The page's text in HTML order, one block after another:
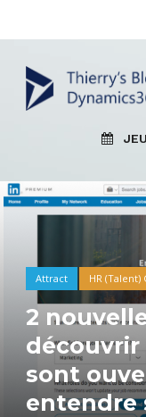
Attract HR (Talent)
2
découvrir
sont
entendre